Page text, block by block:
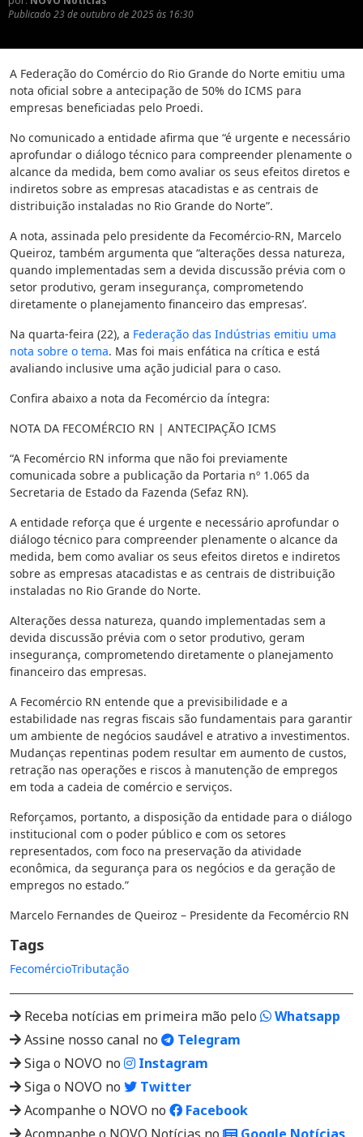
Publicado 23 de outubro de 2025 às 16:30
A Federação do Comércio do Rio Grande do Norte emitiu uma
nota oficial sobre a antecipação de 50% do ICMS para
empresas beneficiadas pelo Proedi.
No comunicado a entidade afirma que “é urgente e necessário
aprofundar o diálogo técnico para compreender plenamente o
alcance da medida, bem como avaliar os seus efeitos diretos e
indiretos sobre as empresas atacadistas e as centrais de
distribuição instaladas no Rio Grande do Norte”.
A nota, assinada pelo presidente da Fecomércio-RN, Marcelo
Queiroz, também argumenta que “alterações dessa natureza,
quando implementadas sem a devida discussão prévia com o
setor produtivo, geram insegurança, comprometendo
diretamente o planejamento financeiro das empresas’.
Na quarta-feira (22), a Federação das Indústrias emitiu uma
nota sobre o tema. Mas foi mais enfática na crítica e está
avaliando inclusive uma ação judicial para o caso.
Confira abaixo a nota da Fecomércio da íntegra:
NOTA DA FECOMÉRCIO RN | ANTECIPAÇÃO ICMS
“A Fecomércio RN informa que não foi previamente
comunicada sobre a publicação da Portaria nº 1.065 da
Secretaria de Estado da Fazenda (Sefaz RN).
A entidade reforça que é urgente e necessário aprofundar o
diálogo técnico para compreender plenamente o alcance da
medida, bem como avaliar os seus efeitos diretos e indiretos
sobre as empresas atacadistas e as centrais de distribuição
instaladas no Rio Grande do Norte.
Alterações dessa natureza, quando implementadas sem a
devida discussão prévia com o setor produtivo, geram
insegurança, comprometendo diretamente o planejamento
financeiro das empresas.
A Fecomércio RN entende que a previsibilidade e a
estabilidade nas regras fiscais são fundamentais para garantir
um ambiente de negócios saudável e atrativo a investimentos.
Mudanças repentinas podem resultar em aumento de custos,
retração nas operações e riscos à manutenção de empregos
em toda a cadeia de comércio e serviços.
Reforçamos, portanto, a disposição da entidade para o diálogo
institucional com o poder público e com os setores
representados, com foco na preservação da atividade
econômica, da segurança para os negócios e da geração de
empregos no estado.”
Marcelo Fernandes de Queiroz – Presidente da Fecomércio RN
Tags
FecomércioTributação
Receba notícias em primeira mão pelo
Whatsapp
Assine nosso canal no
Telegram
Siga o NOVO no
Instagram
Siga o NOVO no
Twitter
Acompanhe o NOVO no
Facebook
Acompanhe o NOVO Notícias no
Google Notícias